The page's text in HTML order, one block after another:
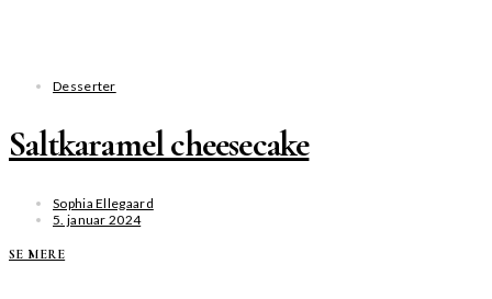
Desserter
Saltkaramel cheesecake
Sophia Ellegaard
5. januar 2024
SE MERE